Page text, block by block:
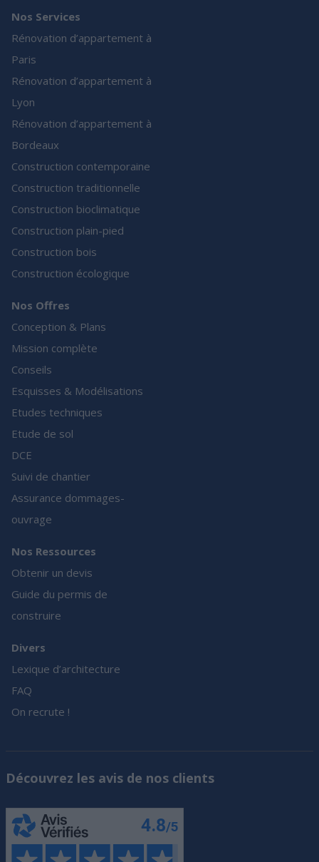
Nos Services
Rénovation d’appartement à
Paris
Rénovation d’appartement à
Lyon
Rénovation d’appartement à
Bordeaux
Construction contemporaine
Construction traditionnelle
Construction bioclimatique
Construction plain-pied
Construction bois
Construction écologique
Nos Offres
Conception & Plans
Mission complète
Conseils
Esquisses & Modélisations
Etudes techniques
Etude de sol
DCE
Suivi de chantier
Assurance dommages-
ouvrage
Nos Ressources
Obtenir un devis
Guide du permis de
construire
Divers
Lexique d’architecture
FAQ
On recrute !
Découvrez les avis de nos clients